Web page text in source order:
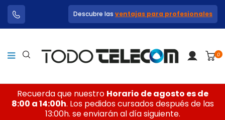
Descubre las ventajas para profesionales
0
Recuerda que nuestro Horario de agosto es de
8:00 a 14:00h. Los pedidos cursados después de las
13:00h. se enviarán al día siguiente.